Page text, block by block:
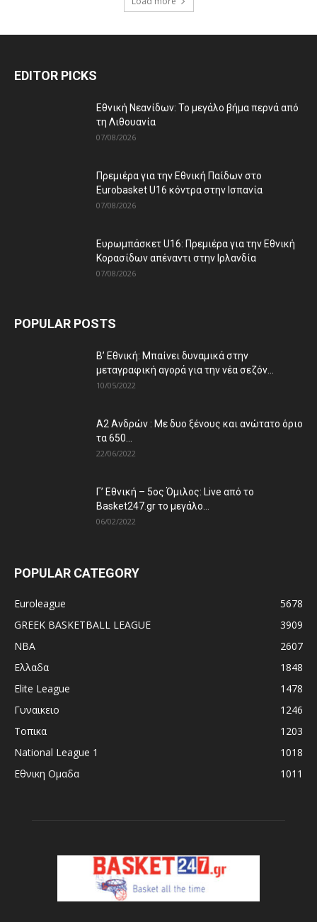
EDITOR PICKS
Εθνική Νεανίδων: Το μεγάλο βήμα περνά από
τη Λιθουανία
07/08/2026
Πρεμιέρα για την Εθνική Παίδων στο
Eurobasket U16 κόντρα στην Ισπανία
07/08/2026
Ευρωμπάσκετ U16: Πρεμιέρα για την Εθνική
Κορασίδων απέναντι στην Ιρλανδία
07/08/2026
POPULAR POSTS
Β’ Εθνική: Μπαίνει δυναμικά στην
μεταγραφική αγορά για την νέα σεζόν...
10/05/2022
Α2 Ανδρών : Με δυο ξένους και ανώτατο όριο
τα 650...
22/06/2022
Γ’ Εθνική – 5ος Όμιλος: Live από το
Basket247.gr το μεγάλο...
06/02/2022
POPULAR CATEGORY
Euroleague
5678
GREEK BASKETBALL LEAGUE
3909
NBA
2607
Ελλαδα
1848
Elite League
1478
Γυναικειο
1246
Τοπικα
1203
National League 1
1018
Εθνικη Ομαδα
1011